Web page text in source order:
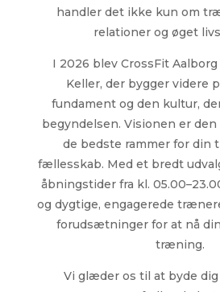
handler det ikke kun om
relationer og øget
I 2026 blev CrossFit
Keller, der bygger videre
fundament og den kultur,
begyndelsen. Visionen er den
de bedste rammer for din
fællesskab. Med et bredt
åbningstider fra kl.
og dygtige, engagerede
forudsætninger for at nå
træning.
Vi glæder os til at byde